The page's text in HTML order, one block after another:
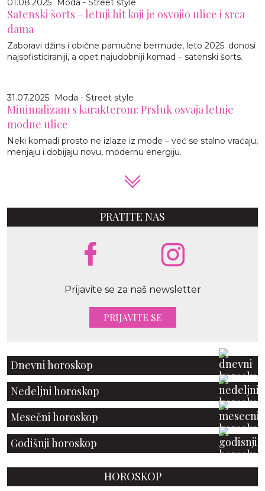
Satenski šorts – letnji hit koji je osvojio ulice i srca
dama
Zaboravi džins i obične pamučne bermude, leto 2025. donosi
najsofisticiraniji, a opet najudobniji komad – satenski šorts.
31.07.2025 Moda - Street style
Minimalizam s karakterom: Prsluk osvaja letnje
modne ulice
Neki komadi prosto ne izlaze iz mode – već se stalno vraćaju,
menjaju i dobijaju novu, modernu energiju.
PRATITE NAS
Prijavite se za naš newsletter
PRIJAVITE SE
Dnevni horoskop
Nedeljni horoskop
Mesečni horoskop
Godišnji horoskop
HOROSKOP